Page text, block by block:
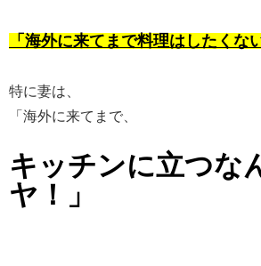
「海外に来てまで料理はしたくな
特に妻は、
「海外に来てまで、
キッチンに立つな
ヤ！」